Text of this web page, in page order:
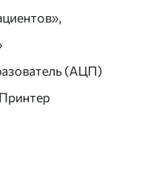
(АЦП)